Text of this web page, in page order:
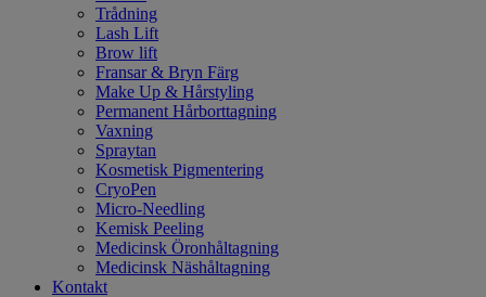
Trådning
Lash Lift
Brow lift
Fransar & Bryn Färg
Make Up & Hårstyling
Permanent Hårborttagning
Vaxning
Spraytan
Kosmetisk Pigmentering
CryoPen
Micro-Needling
Kemisk Peeling
Medicinsk Öronhåltagning
Medicinsk Näshåltagning
Kontakt